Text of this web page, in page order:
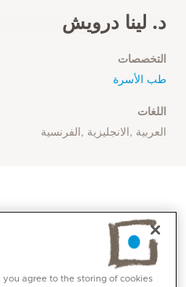
د. لينا درويش
التخصصات
طب الأسرة
اللغات
العربية ,الانجليزية ,الفرنسية
you agree to the storing of cookies